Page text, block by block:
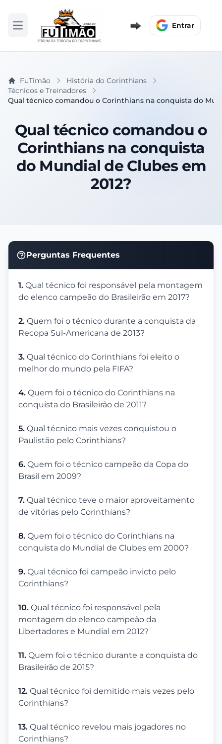
Abrir menu Entrar
FuTimão
História do Corinthians
Técnicos e Treinadores
Qual técnico comandou o Corinthians na conquista do
Qual técnico comandou o
Corinthians na conquista
do Mundial de Clubes em
2012?
Perguntas Frequentes
1. Qual técnico foi responsável pela montagem
do elenco campeão do Brasileirão em 2017?
2. Quem foi o técnico durante a conquista da
Recopa Sul-Americana de 2013?
3. Qual técnico do Corinthians foi eleito o
melhor do mundo pela FIFA?
4. Quem foi o técnico do Corinthians na
conquista do Brasileirão de 2011?
5. Qual técnico mais vezes conquistou o
Paulistão pelo Corinthians?
6. Quem foi o técnico campeão da Copa do
Brasil em 2009?
7. Qual técnico teve o maior aproveitamento
de vitórias pelo Corinthians?
8. Quem foi o técnico do Corinthians na
conquista do Mundial de Clubes em 2000?
9. Qual técnico foi campeão invicto pelo
Corinthians?
10. Qual técnico foi responsável pela
montagem do elenco campeão da
Libertadores e Mundial em 2012?
11. Quem foi o técnico durante a conquista do
Brasileirão de 2015?
12. Qual técnico foi demitido mais vezes pelo
Corinthians?
13. Qual técnico revelou mais jogadores no
Corinthians?